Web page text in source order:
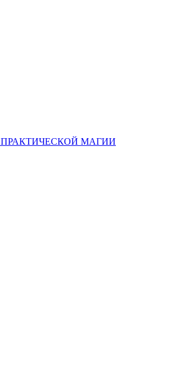
ПРАКТИЧЕСКОЙ МАГИИ